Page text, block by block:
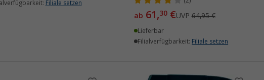
Filiale setzen
ab 61,30€UVP64,95 €
Lieferbar
Filialverfügbarkeit: Filiale setzen